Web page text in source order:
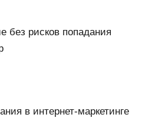
без рисков попадания
в интернет-маркетинге